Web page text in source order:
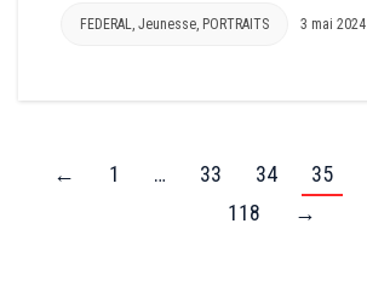
FEDERAL Jeunesse PORTRAITS 3 mai 2024
← 1 … 33 34 35
118
→